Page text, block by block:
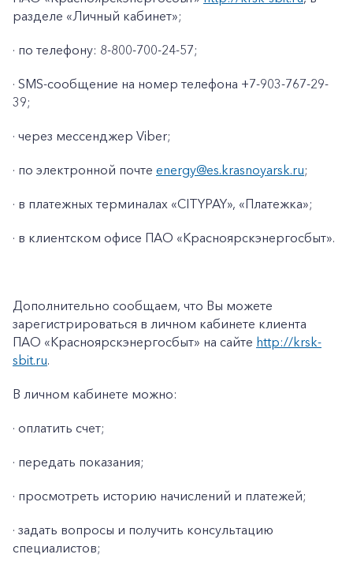
+7-800-700-24-57
Заказать обратный звонок
Частным клиентам
разделе «Личный кабинет»;
· по телефону: 8-800-700-24-57;
· SMS-сообщение на номер телефона +7-903-767-29-
39;
· через мессенджер Viber;
· по электронной почте energy@es.krasnoyarsk.ru;
· в платежных терминалах «CITYPAY», «Платежка»;
· в клиентском офисе ПАО «Красноярскэнергосбыт».
Дополнительно сообщаем, что Вы можете
зарегистрироваться в личном кабинете клиента
ПАО «Красноярскэнергосбыт» на сайте http://krsk-
sbit.ru.
В личном кабинете можно:
· оплатить счет;
· передать показания;
· просмотреть историю начислений и платежей;
· задать вопросы и получить консультацию
специалистов;